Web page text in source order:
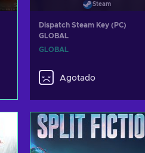
Steam
Dispatch Steam Key (PC)
GLOBAL
GLOBAL
Agotado